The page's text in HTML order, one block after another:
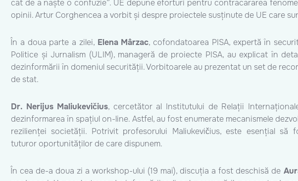
cât de a naște o confuzie”. UE depune eforturi pentru contracararea
opinii. Artur Corghencea a vorbit și despre proiectele susținute de UE care
În a doua parte a zilei, Elena Mârzac, cofondatoarea PISA, expertă în
Politice și Jurnalism (ULIM), manageră de proiecte PISA, au explicat în
dezinformării în domeniul securității. Vorbitoarele au prezentat un set de
de stat.
Dr. Nerijus Maliukevičius, cercetător al Institutului de Relații
dezinformarea în spațiul on-line. Astfel, au fost enumerate mecanismele
rezilienței societății. Potrivit profesorului Maliukevičius, este esențial
tuturor oportunităților de care dispunem.
În cea de-a doua zi a workshop-ului (19 mai), discuția a fost deschisă de